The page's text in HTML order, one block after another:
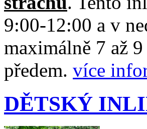
9:00-12:00 a v
maximálně 7 až
předem. více
DĚTSKÝ